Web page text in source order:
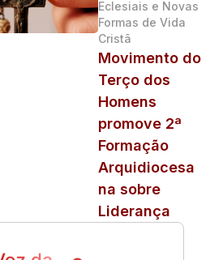
Eclesiais e Novas
Formas de Vida
Cristã
Movimento do
Terço dos
Homens
promove 2ª
Formação
Arquidiocesa
na sobre
Liderança